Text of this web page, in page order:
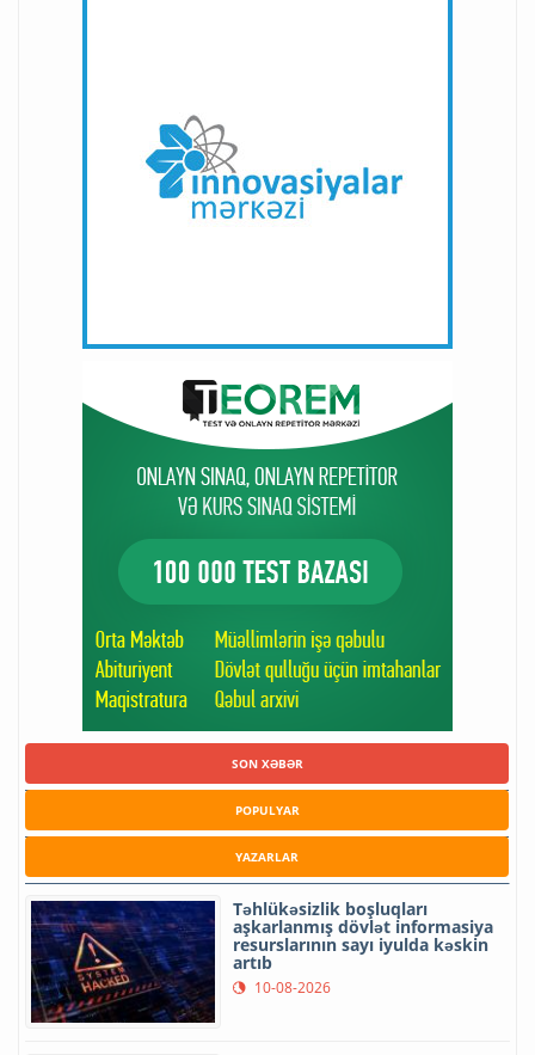
SON XƏBƏR
POPULYAR
YAZARLAR
Təhlükəsizlik boşluqları
aşkarlanmış dövlət informasiya
resurslarının sayı iyulda kəskin
artıb
10-08-2026